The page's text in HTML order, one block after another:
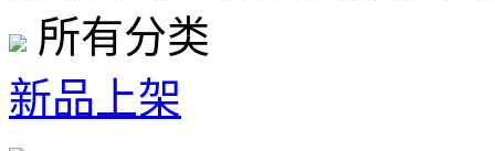
所有分类
新品上架